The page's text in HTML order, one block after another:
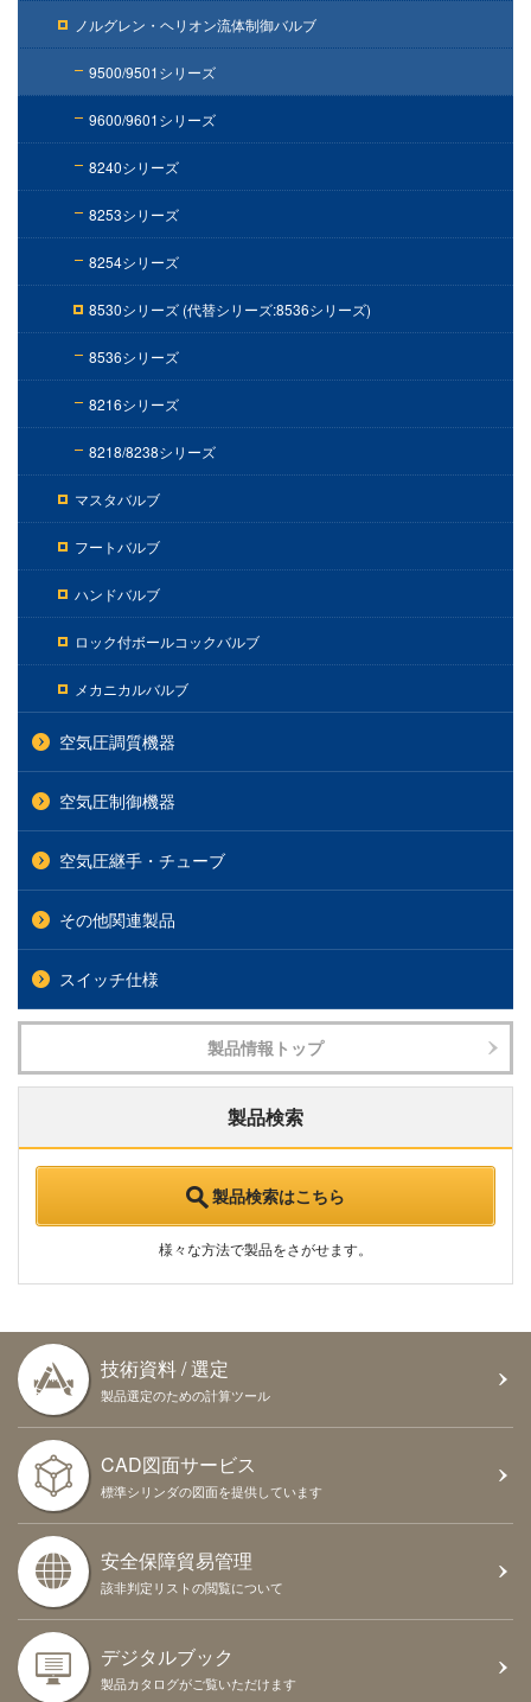
ノルグレン・ヘリオン流体制御バルブ
9500/9501シリーズ
9600/9601シリーズ
8240シリーズ
8253シリーズ
8254シリーズ
8530シリーズ (代替シリーズ:8536シリーズ)
8536シリーズ
8216シリーズ
8218/8238シリーズ
マスタバルブ
フートバルブ
ハンドバルブ
ロック付ボールコックバルブ
メカニカルバルブ
空気圧調質機器
空気圧制御機器
空気圧継手・チューブ
その他関連製品
スイッチ仕様
製品情報トップ
製品検索
製品検索はこちら
様々な方法で製品をさがせます。
技術資料 / 選定
製品選定のための計算ツール
CAD図面サービス
標準シリンダの図面を提供しています
安全保障貿易管理
該非判定リストの閲覧について
デジタルブック
製品カタログがご覧いただけます